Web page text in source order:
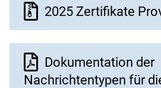
2025 Zertifikate
Dokument
Dokumentation der
Nachrichtentypen für